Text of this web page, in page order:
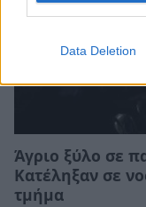
Data Deletion
Άγριο ξύλο σε
Κατέληξαν σε
τμήμα